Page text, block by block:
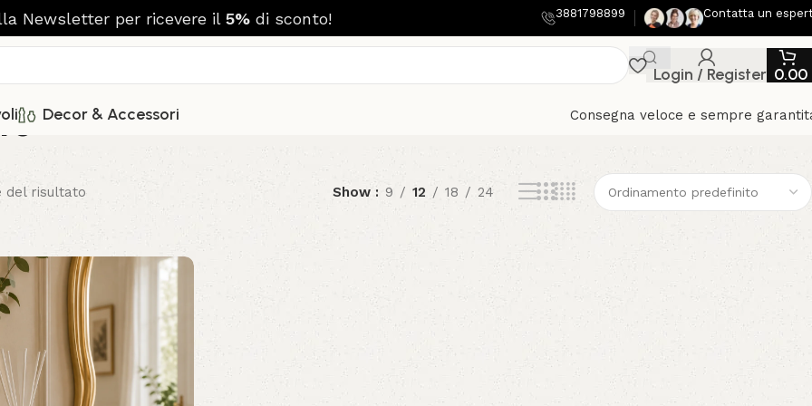
Newsletter per ricevere il 5%di sconto! 3881798899 Contatta un
Login / Register 0.00
Decor & Accessori Consegna veloce e sempre
del risultato Show 9 12 18 24